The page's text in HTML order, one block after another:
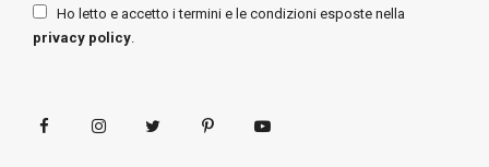
Ho letto e accetto i termini e le condizioni esposte nella
privacy policy